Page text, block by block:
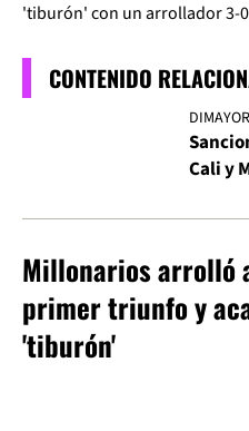
'tiburón' con un arrollador 3-
CONTENIDO
DIMAYOR
Cali y
Millonarios arrolló
primer triunfo y
'tiburón'